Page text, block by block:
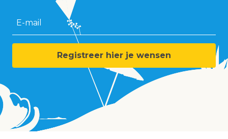
E-mail
Registreer hier je wensen